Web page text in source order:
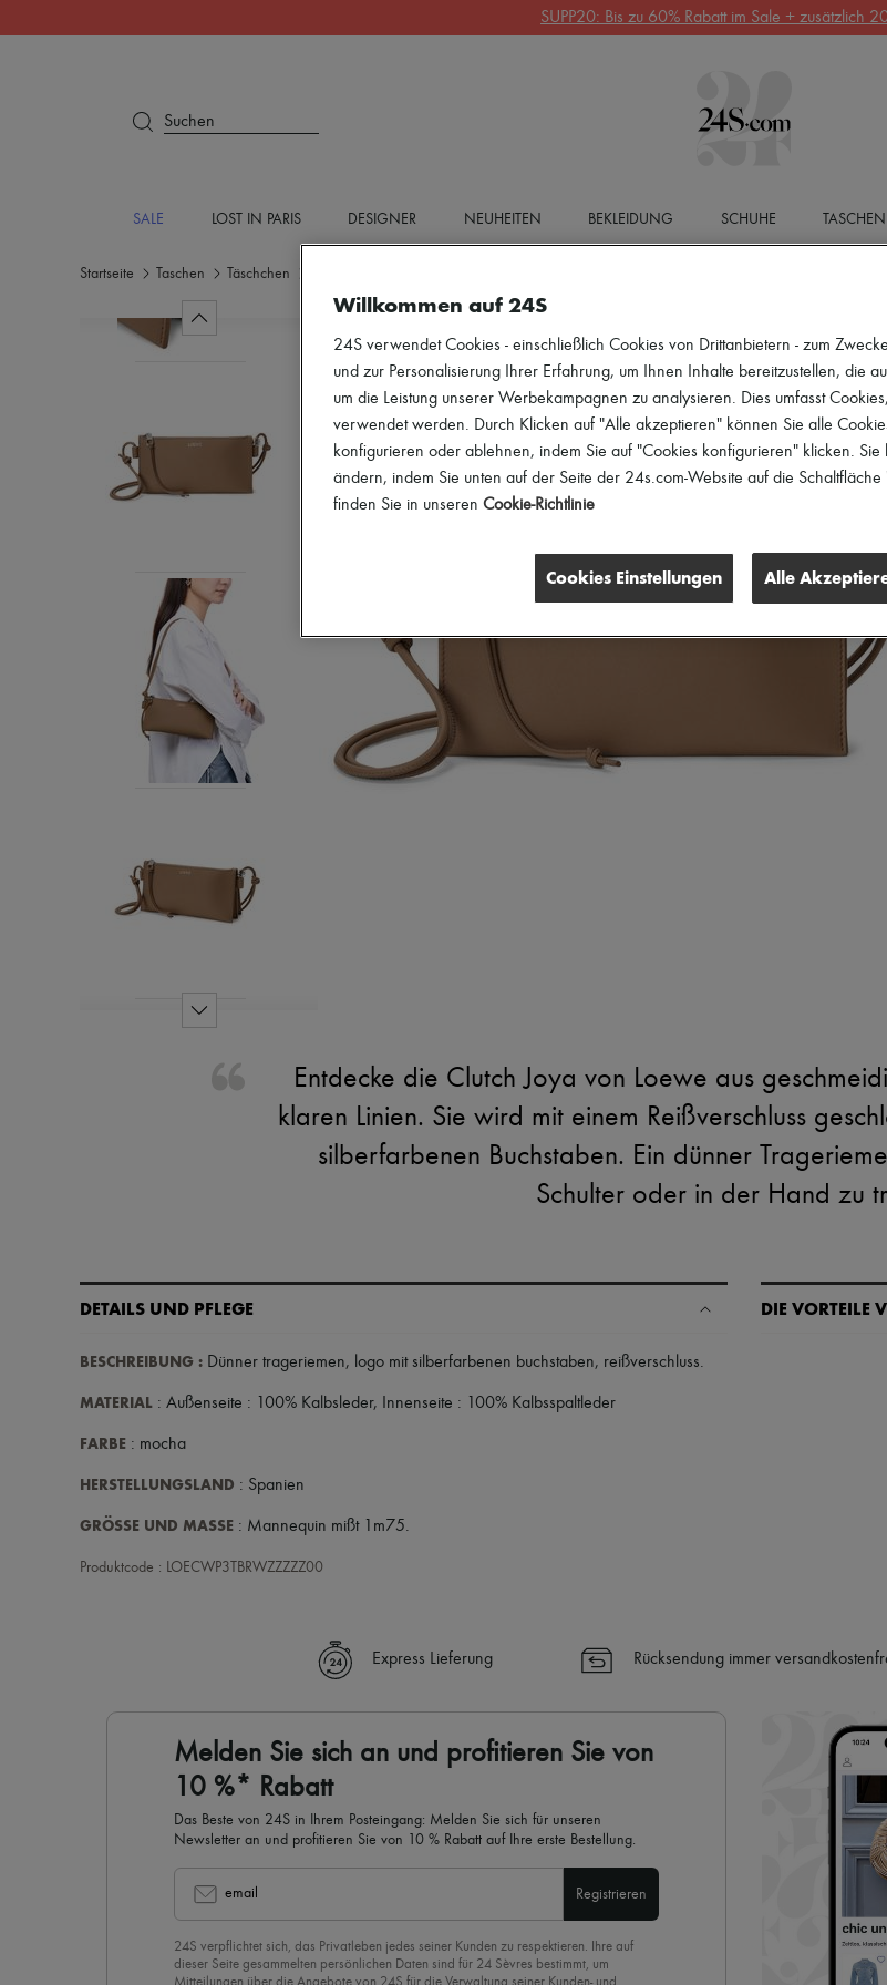
SUPP20: Bis zu 60% Rabatt im Sale + zusätzlich
Suchen
SALE LOST IN PARIS DESIGNER NEUHEITEN BEKLEIDUNG SCHUHE TASCHEN
Startseite Taschen Täschchen
Entdecke die Clutch Joya von Loewe aus
klaren Linien. Sie wird mit einem Reißverschluss
silberfarbenen Buchstaben. Ein dünner
Schulter oder in der Hand zu
DETAILS UND PFLEGE
BESCHREIBUNG : Dünner trageriemen, logo mit silberfarbenen buchstaben, reißverschluss.
MATERIAL : Außenseite : 100% Kalbsleder, Innenseite : 100% Kalbsspaltleder
FARBE : mocha
HERSTELLUNGSLAND : Spanien
GRÖSSE UND MASSE : Mannequin mißt 1m75.
Produktcode : LOECWP3TBRWZZZZZ00
DIE VORTEILE
Express Lieferung Rücksendung immer
Melden Sie sich an und profitieren Sie von
10 %* Rabatt
Das Beste von 24S in Ihrem Posteingang: Melden Sie sich für unseren
Newsletter an und profitieren Sie von 10 % Rabatt auf Ihre erste Bestellung.
email Registrieren
24S verpflichtet sich, das Privatleben jedes seiner Kunden zu respektieren. Ihre auf
dieser Seite gesammelten persönlichen Daten sind für 24 Sèvres bestimmt, um
Mitteilungen über die Angebote von 24S für die Verwaltung seiner Kunden- und
Willkommen auf 24S
24S verwendet Cookies - einschließlich Cookies von Drittanbietern - zum
und zur Personalisierung Ihrer Erfahrung, um Ihnen Inhalte bereitzustellen, die
um die Leistung unserer Werbekampagnen zu analysieren. Dies umfasst
verwendet werden. Durch Klicken auf "Alle akzeptieren" können Sie alle
konfigurieren oder ablehnen, indem Sie auf "Cookies konfigurieren" klicken.
ändern, indem Sie unten auf der Seite der 24s.com-Website auf die
finden Sie in unseren Cookie-Richtlinie
Cookies Einstellungen Alle